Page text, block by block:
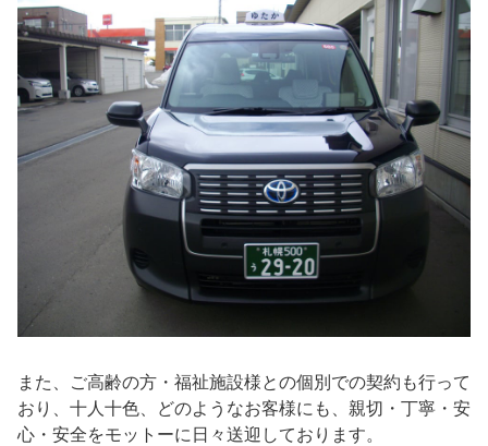
また、ご高齢の方・福祉施設様との個別での契約も行って
おり、十人十色、どのようなお客様にも、親切・丁寧・安
心・安全をモットーに日々送迎しております。